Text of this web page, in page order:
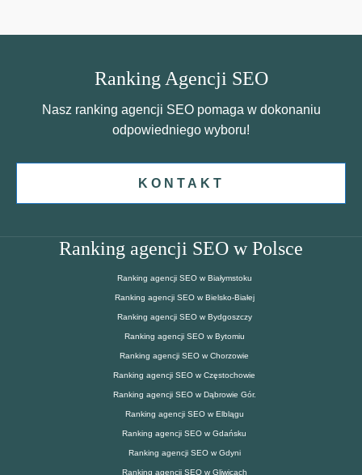
Ranking Agencji SEO
Nasz ranking agencji SEO pomaga w dokonaniu
odpowiedniego wyboru!
KONTAKT
Ranking agencji SEO w Polsce
Ranking agencji SEO w Białymstoku
Ranking agencji SEO w Bielsko-Białej
Ranking agencji SEO w Bydgoszczy
Ranking agencji SEO w Bytomiu
Ranking agencji SEO w Chorzowie
Ranking agencji SEO w Częstochowie
Ranking agencji SEO w Dąbrowie Gór.
Ranking agencji SEO w Elblągu
Ranking agencji SEO w Gdańsku
Ranking agencji SEO w Gdyni
Ranking agencji SEO w Gliwicach